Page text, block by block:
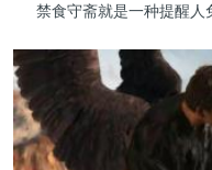
禁食守斋就是一种提醒人